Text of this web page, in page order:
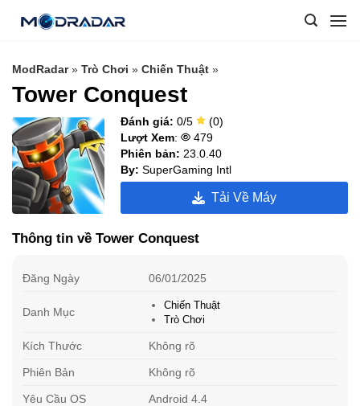
ModRadar» Trò Chơi » Chiến Thuật »
Tower Conquest
Đánh giá: 0/5
(0)
Lượt Xem:
479
Phiên bản: 23.0.40
By: SuperGaming Intl
Tải Về Máy
Thông tin về Tower Conquest
Đăng Ngày 06/01/2025
Danh Mục
Chiến Thuật
Trò Chơi
Kích Thước Không rõ
Phiên Bản Không rõ
Yêu Cầu OS Android 4.4